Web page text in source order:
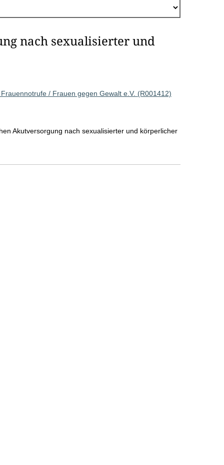
nach sexualisierter und
/ Frauen gegen Gewalt e.V. (R001412)
Akutversorgung nach sexualisierter und körperlicher